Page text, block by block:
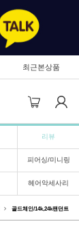
최근본상품
리뷰
피어싱/미니링
헤어악세사리
골드체인/14k,24k팬던트